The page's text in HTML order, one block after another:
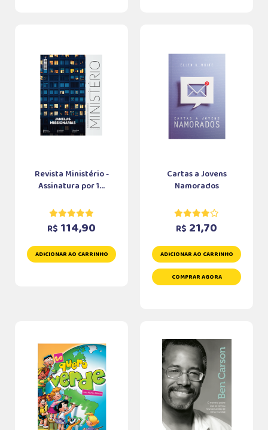
Revista Ministério -
Assinatura por 1...
R$ 114,90
ADICIONAR AO CARRINHO
Cartas a Jovens
Namorados
R$ 21,70
ADICIONAR AO CARRINHO
COMPRAR AGORA